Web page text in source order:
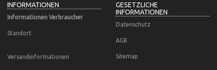
INFORMATIONEN
Informationen Verbraucher
Standort
Versandinformationen
GESETZLICHE
INFORMATIONEN
Datenschutz
AGB
Sitemap